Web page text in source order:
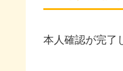
本人確認が完了